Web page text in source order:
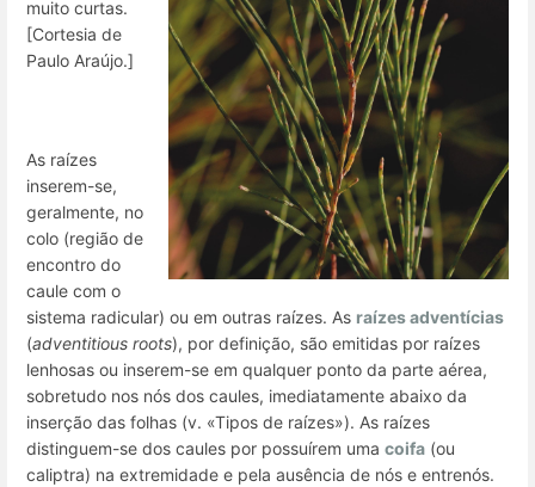
muito curtas.
[Cortesia de
Paulo Araújo.]
As raízes
inserem-se,
geralmente, no
colo (região de
encontro do
caule com o
sistema radicular) ou em outras raízes. As raízes adventícias
(adventitious roots), por definição, são emitidas por raízes
lenhosas ou inserem-se em qualquer ponto da parte aérea,
sobretudo nos nós dos caules, imediatamente abaixo da
inserção das folhas (v. «Tipos de raízes»). As raízes
distinguem-se dos caules por possuírem uma coifa (ou
caliptra) na extremidade e pela ausência de nós e entrenós.